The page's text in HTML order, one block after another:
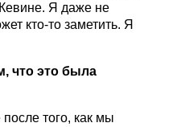
Я даже не
кто-то заметить. Я
что это была
того, как мы